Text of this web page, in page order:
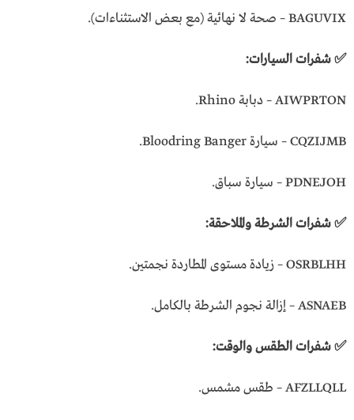
BAGUVIX – صحة لا نهائية (مع بعض الاستثناءات).
✅ شفرات السيارات:
AIWPRTON – دبابة Rhino.
CQZIJMB – سيارة Bloodring Banger.
PDNEJOH – سيارة سباق.
✅ شفرات الشرطة والملاحقة:
OSRBLHH – زيادة مستوى المطاردة نجمتين.
ASNAEB – إزالة نجوم الشرطة بالكامل.
✅ شفرات الطقس والوقت:
AFZLLQLL – طقس مشمس.